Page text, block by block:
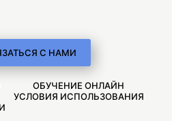
С НАМИ
ОБУЧЕНИЕ ОНЛАЙН
УСЛОВИЯ ИСПОЛЬЗОВАНИЯ